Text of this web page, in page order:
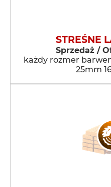
STREŚNE
Sprzedaż /
każdy rozmer
25mm